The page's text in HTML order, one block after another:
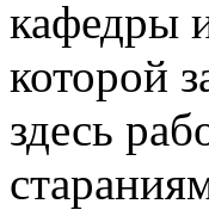
кафедры
которой
здесь